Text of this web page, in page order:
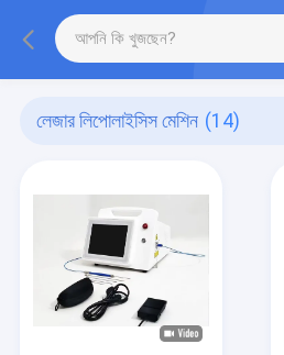
লেজার লিপোলাইসিস মেশিন (14)